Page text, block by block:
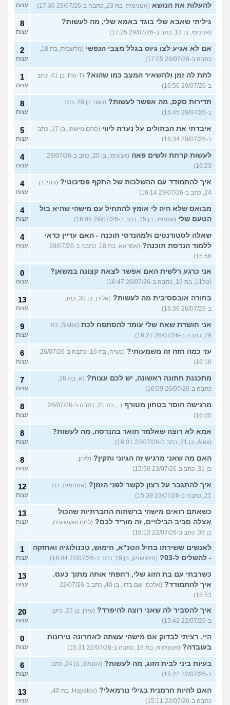
להעלות את הנושא (אנונימית, בת 23, כתבה ב-29/07/26 17:36) עצות
גיליתי שאבא שלי בוגד באמא שלי, מה לעשות?
(אנונימי, בן 13, כתב ב-29/07/26 17:25)
8
עצות
אם לא אגיע לצו גיוס בגלל מצבי הנפשי
(מלשבית, בת 18,
כתבה ב-29/07/26 17:05)
2
עצות
לתת לה זמן ולהשאיר המצב כמו שהוא?
(Flo-T, בן 41, כתב
ב-29/07/26 16:56)
1
עצות
תדירות סקס, מה אפשר לעשות?
(נשוי, בן 28, כתב
ב-29/07/26 16:45)
8
עצות
איבדתי את הבתולים על נערת ליווי
(סתם מישהו, בן 17, כתב
ב-29/07/26 16:34)
5
עצות
לעשות קרחת ולשים פאה
(אנונימי, בן 20, כתב ב-29/07/26
16:23)
4
עצות
איך להתמודד עם ההשלכות של התקף פסיכוטי? (ג'וני, בן
24, כתב ב-29/07/26 16:14)
4
עצות
מבואס שלא היה לי אומץ להתחיל עם מישהי שהיא בול
הטעם שלי (אנונימי, בן 25, כתב ב-29/07/26 16:05)
4
עצות
שאלה לסטודנטים ולמהנדסי תוכנה - האם עדיין כדאי
ללמוד הנדסת תוכנה?
(אסראא, בת 18, כתבה ב-29/07/26
15:56)
4
עצות
אני כרגע רלשית האם אפשר לצאת קצונה במשאן?
(טל11, בת 19, כתבה ב-26/07/26 16:47)
0
עצות
בחורה אובססיבית מה לעשות?
(אלירן, בן 30, כתב
ב-26/07/26 16:36)
13
עצות
אני חושדת שאח שלי עומד להסתפח לכת
(Sister, בת
29, כתבה ב-26/07/26 16:27)
9
עצות
עד כמה חזה זה משמעותי?
(נערה, בת 16, כתבה ב-26/07/26
16:18)
6
עצות
מתכננת חתונה ראשונה, יש לכם עצות?
(א, בת 28,
כתבה ב-26/07/26 16:09)
7
עצות
מרגישה חוסר בטחון מטורף
(.., בת 21, כתבה ב-26/07/26
16:00)
8
עצות
אמא לא רוצה שאלמד תואר בהנדסה, מה לעשות?
(Alex, בן 21, כתב ב-23/07/26 16:01)
8
עצות
האם מה שאני מרגיש זה הגיוני ותקין? (לירון,
בן 31, כתב ב-23/07/26 15:50)
8
עצות
איך להתגבר על רצון לקשר לפני הזמן? (אנונימית, בת
21, כתבה ב-23/07/26 15:39)
12
עצות
כשאתם רואים מישהי ברשתות החברתיות שהכול
אצלה סביב הבילויים, זה מוריד לכם? (לחם ושעשועים,
בן 36, כתב ב-22/07/26 16:13)
13
עצות
לאנשים ששירתו בחיל הטנ"א, חימוש, טכנולוגיה ואחזקה
- להשלים ל-03?
(חימושניק, בן 19, כתב ב-22/07/26 16:04)
1
עצות
כשרבתי עם בת הזוג שלי, דחפתי אותה מתוך כעס.
איך להתמודד?
(אלכס, שם בדוי, בן 40, כתב ב-22/07/26
15:53)
13
עצות
איך להסביר לה שאני רוצה להיפרד?
(עידן, בן 27, כתב
ב-22/07/26 15:42)
20
עצות
היי. רציתי לבדוק אם מישהי עשתה לאחרונה טירונות
בעובדה? (אנונימית, בת 18, כתבה ב-22/07/26 15:31)
0
עצות
בעיות ביני לבית הזוג, מה לעשות?
(אנונימי, בן 24, כתב
ב-22/07/26 15:22)
6
עצות
האם להיות חרמנית בגילי נורמאלי?
(Hayatov, בת 40,
כתבה ב-22/07/26 15:11)
13
עצות